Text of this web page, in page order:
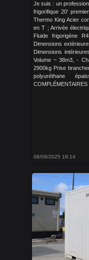
Je suis : un
frigorifique 20'
Thermo King Acier
en T ; Arrivée
Fluide frigorigène
Dimensions
Dimensions
Volume ~ 38m3, -
2900kg Prise
polyuréthane
08/09/2025 19:14